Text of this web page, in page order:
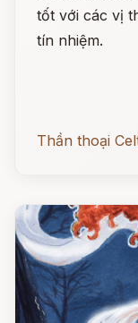
tốt với các vị
tín nhiệm.
Thần thoại